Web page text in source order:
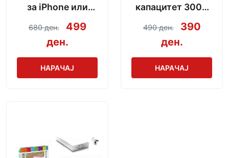
за iPhone или
Android со модел
по избор
680 ден.
499
ден.
НАРАЧАЈ
капацитет 3000
mAh + кабел за
полнење
490 ден.
390
ден.
НАРАЧАЈ